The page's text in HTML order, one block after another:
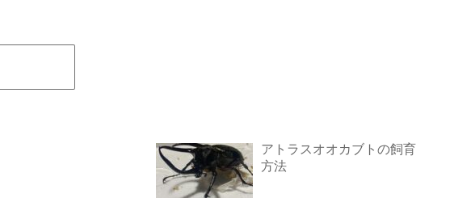
アトラスオオカブトの飼育
方法